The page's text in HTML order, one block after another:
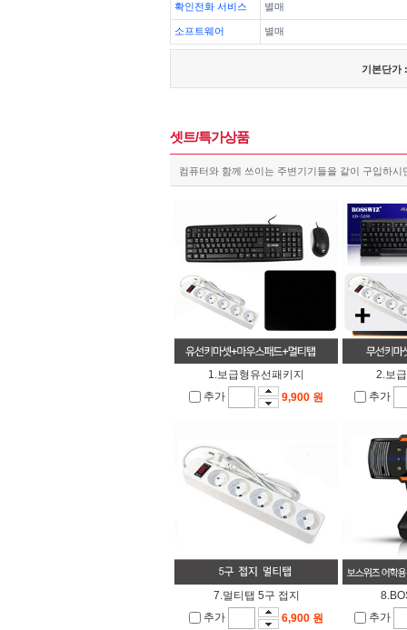
확인전화 서비스 별매
소프트웨어 별매
기본단가
셋트/특가상품
컴퓨터와 함께 쓰이는 주변기기들을 같이 구입하시
1.보급형유선패키지
추가
9,900 원
2.보
추가
7.멀티탭 5구 접지
추가
6,900 원
추가